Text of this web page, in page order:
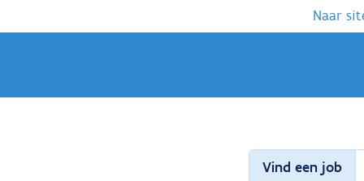
Naar
Vind een job